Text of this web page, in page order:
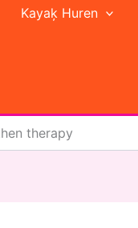
Kayaķ Huren
therapy